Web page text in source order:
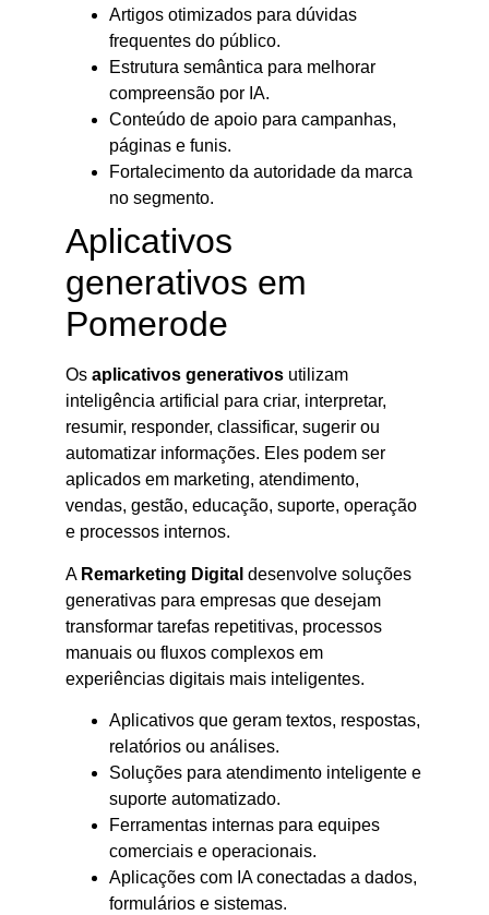
Artigos otimizados para dúvidas
frequentes do público.
Estrutura semântica para melhorar
compreensão por IA.
Conteúdo de apoio para campanhas,
páginas e funis.
Fortalecimento da autoridade da marca
no segmento.
Aplicativos
generativos em
Pomerode
Os aplicativos generativos utilizam
inteligência artificial para criar, interpretar,
resumir, responder, classificar, sugerir ou
automatizar informações. Eles podem ser
aplicados em marketing, atendimento,
vendas, gestão, educação, suporte, operação
e processos internos.
A Remarketing Digital desenvolve soluções
generativas para empresas que desejam
transformar tarefas repetitivas, processos
manuais ou fluxos complexos em
experiências digitais mais inteligentes.
Aplicativos que geram textos, respostas,
relatórios ou análises.
Soluções para atendimento inteligente e
suporte automatizado.
Ferramentas internas para equipes
comerciais e operacionais.
Aplicações com IA conectadas a dados,
formulários e sistemas.